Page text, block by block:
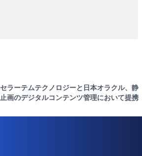
セラーテムテクノロジーと日本オラクル、静
止画のデジタルコンテンツ管理において提携